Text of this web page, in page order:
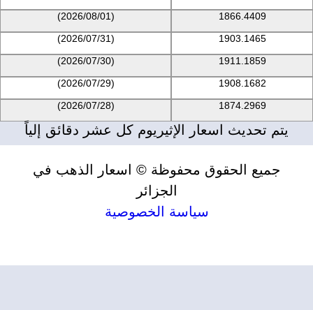
1866.4409
(2026/08/01)
1903.1465
(2026/07/31)
1911.1859
(2026/07/30)
1908.1682
(2026/07/29)
1874.2969
(2026/07/28)
يتم تحديث اسعار الإثيريوم كل عشر دقائق إلياً
جميع الحقوق محفوظة © اسعار الذهب في
الجزائر
سياسة الخصوصية